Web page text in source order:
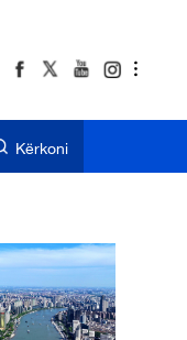
Kërkoni